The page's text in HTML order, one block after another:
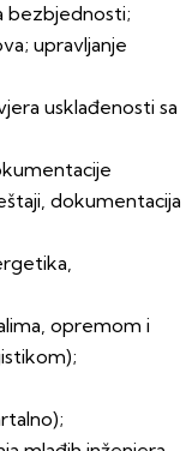
bezbjednosti;
upravljanje
usklađenosti sa
dokumentacija
opremom i